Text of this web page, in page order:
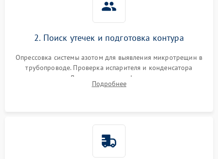
2. Поиск утечек и подготовка контура
Опрессовка системы азотом для выявления микротрещин в
трубопроводе. Проверка испарителя и конденсатора
течеискателем. Демонтаж старого фильтра-осушителя и
продувка капиллярной трубки для устранения засоров.
Подробнее